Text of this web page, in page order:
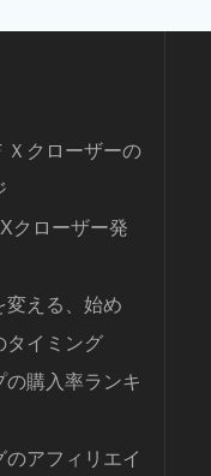
Ｘクローザーの
クローザー発
変える、始め
タイミング
購入率ランキ
アフィリエイ